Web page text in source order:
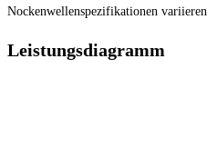
Nockenwellenspezifikationen variieren.
Leistungsdiagramm